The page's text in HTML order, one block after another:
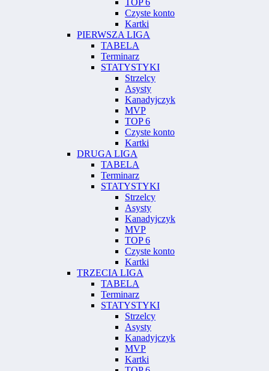
Czyste konto
Kartki
PIERWSZA LIGA
TABELA
Terminarz
STATYSTYKI
Strzelcy
Asysty
Kanadyjczyk
MVP
TOP 6
Czyste konto
Kartki
DRUGA LIGA
TABELA
Terminarz
STATYSTYKI
Strzelcy
Asysty
Kanadyjczyk
MVP
TOP 6
Czyste konto
Kartki
TRZECIA LIGA
TABELA
Terminarz
STATYSTYKI
Strzelcy
Asysty
Kanadyjczyk
MVP
Kartki